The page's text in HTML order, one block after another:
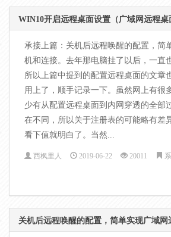
WIN10开启远程桌面设置（广域网远程桌
承接上篇：关机后远程唤醒的配置，简
机和连接。去年那电脑挂了以后，一直
所以上篇中提到的配置远程桌面的文章
用上了，顺手记录一下。虽然网上有很
少有从配置远程桌面到内网穿透的全部
在不同，所以关于注册表的可能略有差
看下值就明白了。当然...
西枫里人 2019-06-22 20011
关机后远程唤醒的配置，简单实现广域网